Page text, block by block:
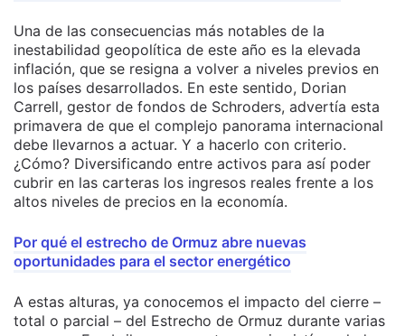
Una de las consecuencias más notables de la
inestabilidad geopolítica de este año es la elevada
inflación, que se resigna a volver a niveles previos en
los países desarrollados. En este sentido, Dorian
Carrell, gestor de fondos de Schroders, advertía esta
primavera de que el complejo panorama internacional
debe llevarnos a actuar. Y a hacerlo con criterio.
¿Cómo? Diversificando entre activos para así poder
cubrir en las carteras los ingresos reales frente a los
altos niveles de precios en la economía.
Por qué el estrecho de Ormuz abre nuevas
oportunidades para el sector energético
A estas alturas, ya conocemos el impacto del cierre –
total o parcial – del Estrecho de Ormuz durante varias